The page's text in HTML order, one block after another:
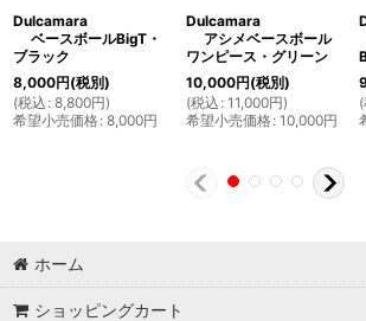
Dulcamara
ベースボールBigT・
ブラック
8,000円(税別)
(税込 : 8,800円)
希望小売価格: 8,000円
Dulcamara
アシメベースボール
ワンピース・グリーン
10,000円(税別)
(税込 : 11,000円)
希望小売価格: 10,000円
(
ホーム
ショッピングカート